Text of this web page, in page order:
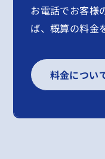
お電話でお客様
ば、概算の料金
料金につい